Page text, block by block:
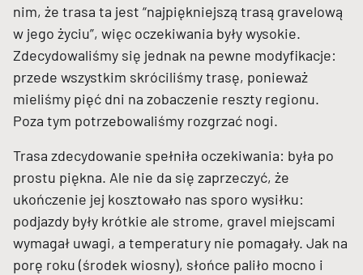
nim, że trasa ta jest “najpiękniejszą trasą gravelową
w jego życiu”, więc oczekiwania były wysokie.
Zdecydowaliśmy się jednak na pewne modyfikacje:
przede wszystkim skróciliśmy trasę, ponieważ
mieliśmy pięć dni na zobaczenie reszty regionu.
Poza tym potrzebowaliśmy rozgrzać nogi.
Trasa zdecydowanie spełniła oczekiwania: była po
prostu piękna. Ale nie da się zaprzeczyć, że
ukończenie jej kosztowało nas sporo wysiłku:
podjazdy były krótkie ale strome, gravel miejscami
wymagał uwagi, a temperatury nie pomagały. Jak na
porę roku (środek wiosny), słońce paliło mocno i